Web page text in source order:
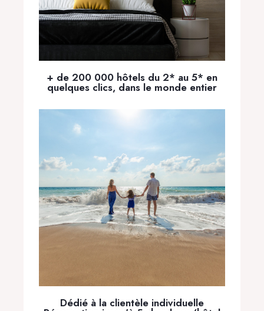
+ de 200 000 hôtels du 2* au 5* en
quelques clics, dans le monde entier
Dédié à la clientèle individuelle